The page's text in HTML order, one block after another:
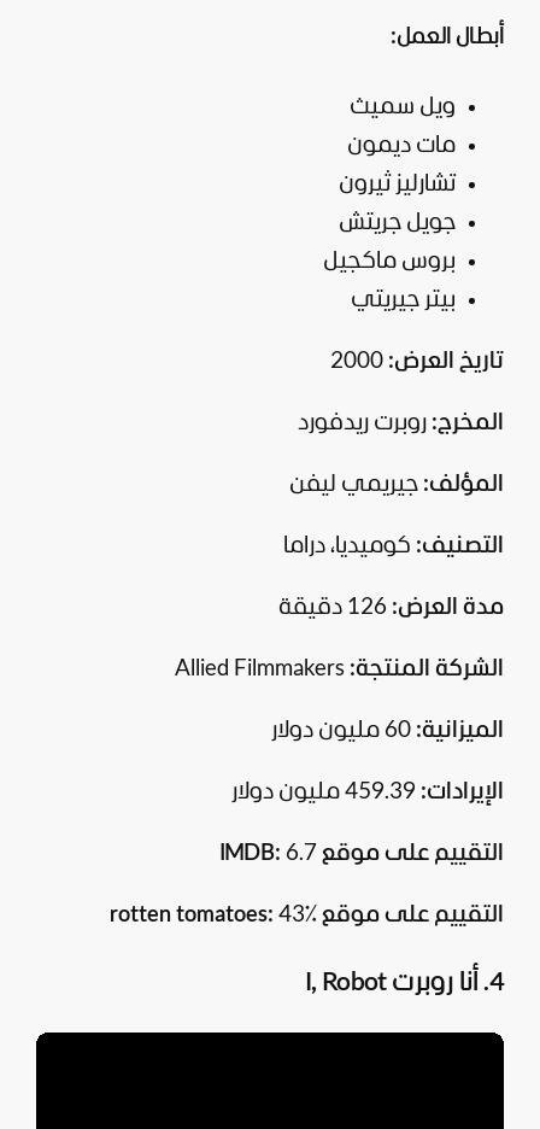
أبطال العمل:
ويل سميث
مات ديمون
تشارليز ثيرون
جويل جريتش
بروس ماكجيل
بيتر جيريتي
تاريخ العرض:
المخرج: روبرت ريدفورد
المؤلف: جيريمي ليفن
التصنيف: كوميديا، دراما
مدة العرض:
الشركة المنتجة:
الميزانية:
الإيرادات:
التقييم على موقع IMDB: 6.7
التقييم على موقع rotten tomatoes: 43٪
4. أنا روبرت I, Robot